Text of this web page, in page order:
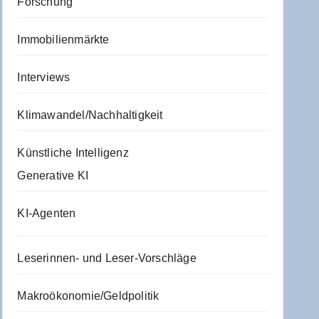
Immobilienmärkte
Interviews
Klimawandel/Nachhaltigkeit
Künstliche Intelligenz
Generative KI
KI-Agenten
Leserinnen- und Leser-Vorschläge
Makroökonomie/Geldpolitik